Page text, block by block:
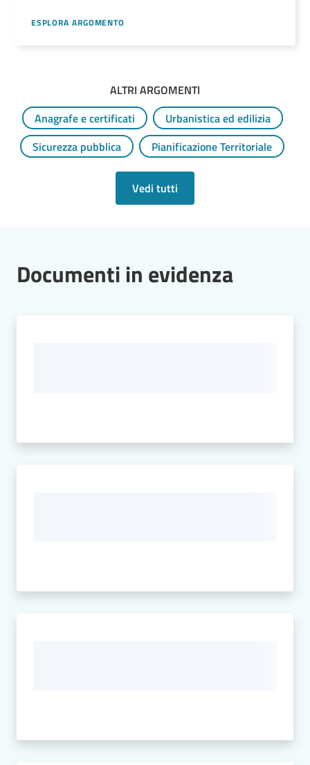
ESPLORA ARGOMENTO
ALTRI ARGOMENTI
Anagrafe e certificati
Urbanistica ed edilizia
Sicurezza pubblica
Pianificazione Territoriale
Vedi tutti
Documenti in evidenza